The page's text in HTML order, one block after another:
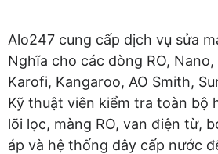
Alo247 cung cấp dịch vụ sửa
Nghĩa cho các dòng RO,
Karofi, Kangaroo, AO Smith,
Kỹ thuật viên kiểm tra toàn bộ
lõi lọc, màng RO, van điện từ,
áp và hệ thống dây cấp nước